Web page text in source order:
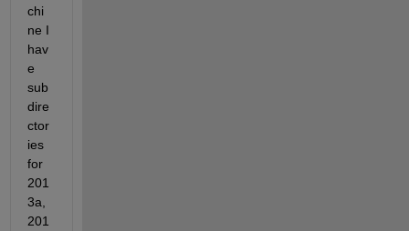
chi
ne I
hav
e
sub
dire
ctor
ies
for
201
3a,
201